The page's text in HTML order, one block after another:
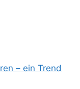
– ein Trend